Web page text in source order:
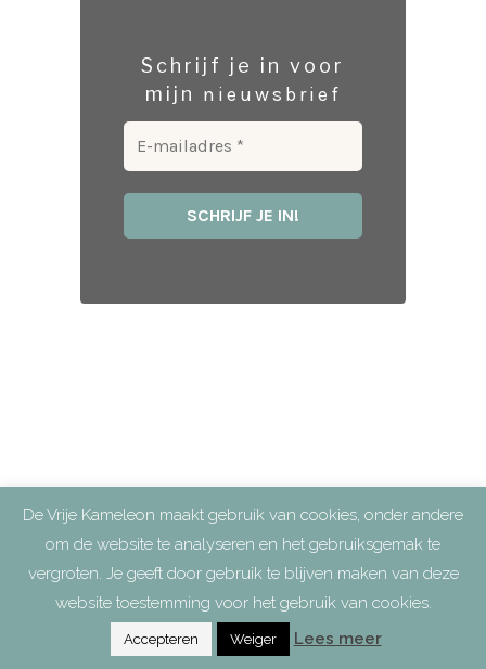
Schrijf je in voor
mijn nieuwsbrief
De Vrije Kameleon maakt gebruik van cookies, onder andere
om de website te analyseren en het gebruiksgemak te
vergroten. Je geeft door gebruik te blijven maken van deze
website toestemming voor het gebruik van cookies.
Accepteren Weiger Lees meer